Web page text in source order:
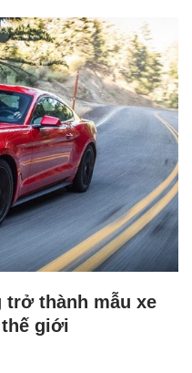
trở thành mẫu xe
giới